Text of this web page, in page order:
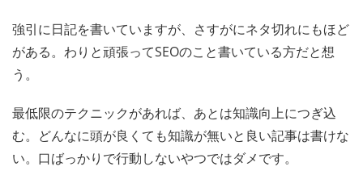
強引に日記を書いていますが、さすがにネタ切れにもほど
がある。わりと頑張ってSEOのこと書いている方だと想
う。
最低限のテクニックがあれば、あとは知識向上につぎ込
む。どんなに頭が良くても知識が無いと良い記事は書けな
い。口ばっかりで行動しないやつではダメです。